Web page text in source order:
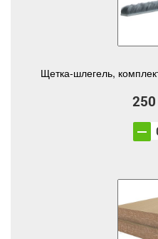
Щетка-шлегель,